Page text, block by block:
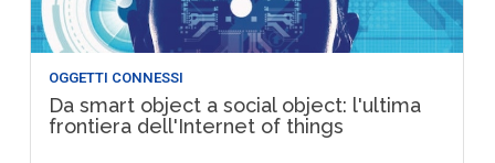
OGGETTI CONNESSI
Da smart object a social object: l'ultima
frontiera dell'Internet of things